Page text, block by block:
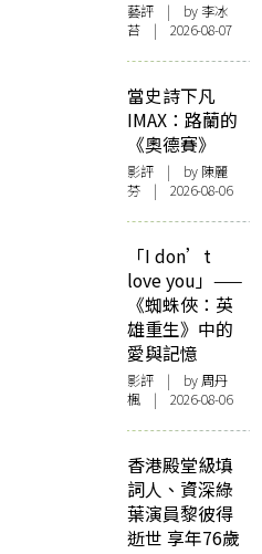
藝評 | by 李冰
苔 | 2026-08-07
當史詩下凡
IMAX：路蘭的
《奧德賽》
影評 | by 陳麗
芬 | 2026-08-06
「I don’t
love you」——
《蜘蛛俠：英
雄重生》中的
愛與記憶
影評 | by周丹
楓 | 2026-08-06
香港殿堂級填
詞人、資深綠
葉演員黎彼得
逝世 享年76歲